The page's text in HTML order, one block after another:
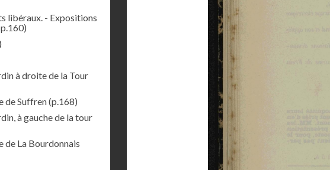
libéraux. - Expositions
à droite de la Tour
de Suffren(p.168)
à gauche de la tour
de La Bourdonnais